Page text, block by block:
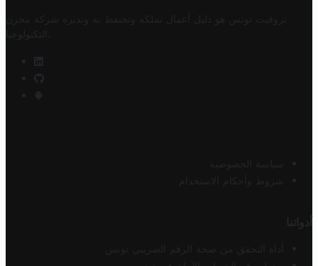
تروفيت تونس هو دليل أعمال تملكه وتحتفظ به وتديره
شركة مخزن
التكنولوجيا
سياسة الخصوصية
شروط وأحكام الاستخدام
أدواتنا
أداة التحقق من صحة الرقم الضريبي تونس